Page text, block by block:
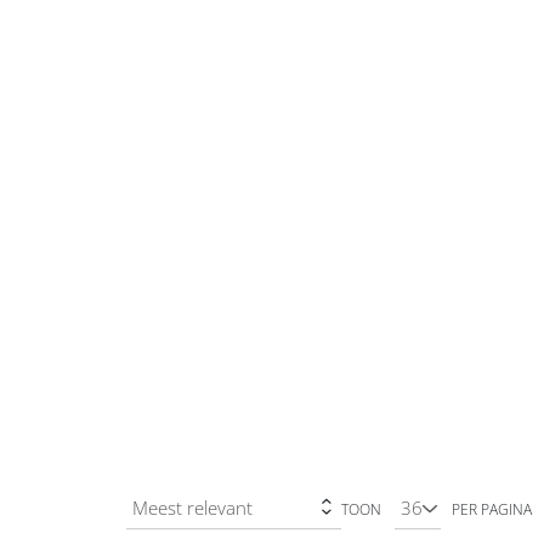
TOON PER PAGINA